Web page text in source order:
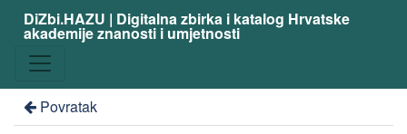
DiZbi.HAZU | Digitalna zbirka i katalog Hrvatske
akademije znanosti i umjetnosti
Povratak